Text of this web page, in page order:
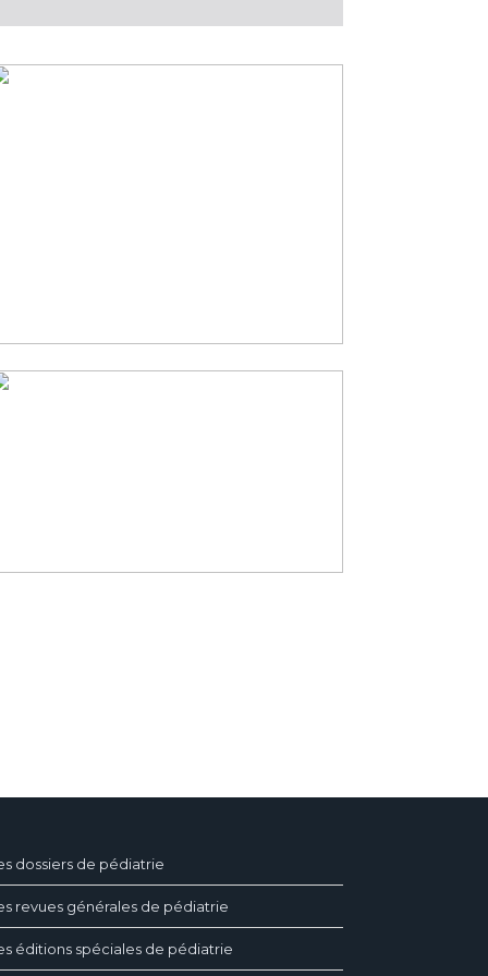
dossiers de pédiatrie
revues générales de pédiatrie
éditions spéciales de pédiatrie